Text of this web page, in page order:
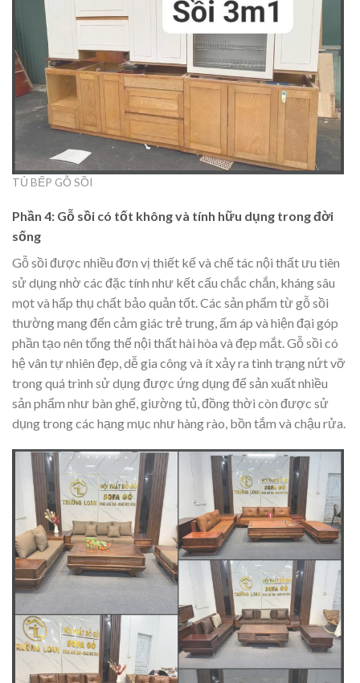
TỦ BẾP GỖ SỒI
Phần 4: Gỗ sồi có tốt không và tính hữu dụng trong đời
sống
Gỗ sồi được nhiều đơn vị thiết kế và chế tác nội thất ưu tiên
sử dụng nhờ các đặc tính như kết cấu chắc chắn, kháng sâu
mọt và hấp thụ chất bảo quản tốt. Các sản phẩm từ gỗ sồi
thường mang đến cảm giác trẻ trung, ấm áp và hiện đại góp
phần tạo nên tổng thể nội thất hài hòa và đẹp mắt. Gỗ sồi có
hệ vân tự nhiên đẹp, dễ gia công và ít xảy ra tình trạng nứt vỡ
trong quá trình sử dụng được ứng dụng để sản xuất nhiều
sản phẩm như bàn ghế, giường tủ, đồng thời còn được sử
dụng trong các hạng mục như hàng rào, bồn tắm và chậu rửa.